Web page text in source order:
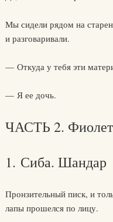
Мы сидели рядом на
и разговаривали.
— Откуда у тебя эти
— Я ее дочь.
ЧАСТЬ 2.
1. Сиба. Шандар
Пронзительный писк, и
лапы прошелся по лицу.